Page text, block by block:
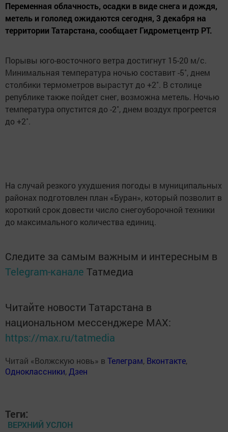
Переменная облачность, осадки в виде снега и дождя,
метель и гололед ожидаются сегодня, 3 декабря на
территории Татарстана, сообщает Гидрометцентр РТ.
Порывы юго-восточного ветра достигнут 15-20 м/с.
Минимальная температура ночью составит -5˚, днем
столбики термометров вырастут до +2˚. В столице
републике также пойдет снег, возможна метель. Ночью
температура опустится до -2˚, днем воздух прогреется
до +2˚.
На случай резкого ухудшения погоды в муниципальных
районах подготовлен план «Буран», который позволит в
короткий срок довести число снегоуборочной техники
до максимального количества единиц.
Следите за самым важным и интересным в
Telegram-канале Татмедиа
Читайте новости Татарстана в
национальном мессенджере MАХ:
https://max.ru/tatmedia
Читай «Волжскую новь» в Телеграм, Вконтакте,
Одноклассники,Дзен
Теги:
ВЕРХНИЙ УСЛОН